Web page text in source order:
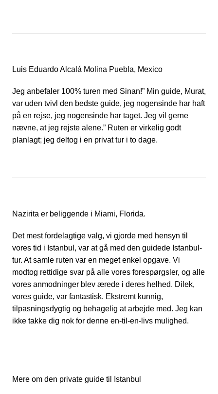
Luis Eduardo Alcalá Molina Puebla, Mexico
Jeg anbefaler 100% turen med Sinan!” Min guide, Murat,
var uden tvivl den bedste guide, jeg nogensinde har haft
på en rejse, jeg nogensinde har taget. Jeg vil gerne
nævne, at jeg rejste alene.” Ruten er virkelig godt
planlagt; jeg deltog i en privat tur i to dage.
Nazirita er beliggende i Miami, Florida.
Det mest fordelagtige valg, vi gjorde med hensyn til
vores tid i Istanbul, var at gå med den guidede Istanbul-
tur. At samle ruten var en meget enkel opgave. Vi
modtog rettidige svar på alle vores forespørgsler, og alle
vores anmodninger blev ærede i deres helhed. Dilek,
vores guide, var fantastisk. Ekstremt kunnig,
tilpasningsdygtig og behagelig at arbejde med. Jeg kan
ikke takke dig nok for denne en-til-en-livs mulighed.
Mere om den private guide til Istanbul